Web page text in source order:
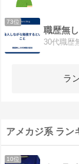
73位
職歴無
30代職歴
ラ
アメカジ系 ラン
10位